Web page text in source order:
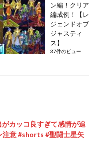
ン編！クリア
編成例！【レ
ジェンドオブ
ジャスティ
ス】
37件のビュー
がカッコ良すぎて感情が追
意 #shorts #聖闘士星矢